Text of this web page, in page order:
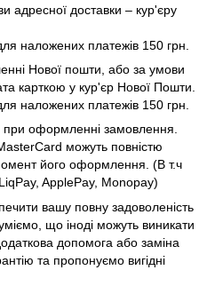
адресної доставки – кур'єру
наложених платежів 150 грн.
Нової пошти, або за умови
карткою у кур'єр Нової Пошти.
наложених платежів 150 грн.
оформленні замовлення.
можуть повністю
його оформлення. (В т.ч
ApplePay, Monopay)
вашу повну задоволеність
що іноді можуть виникати
допомога або заміна
та пропонуємо вигідні